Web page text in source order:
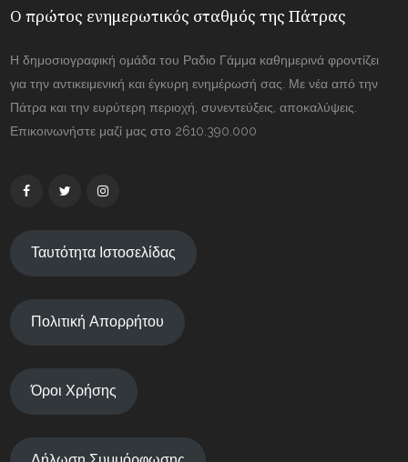
Ο πρώτος ενημερωτικός σταθμός της Πάτρας
Η δημοσιογραφική ομάδα του Ραδιο Γάμμα καθημερινά φροντίζει
για την αντικειμενική και έγκυρη ενημέρωσή σας. Με νέα από την
Πάτρα και την ευρύτερη περιοχή, συνεντεύξεις, αποκαλύψεις.
Επικοινωνήστε μαζί μας στο 2610.390.000
Ταυτότητα Ιστοσελίδας
Πολιτική Απορρήτου
Όροι Χρήσης